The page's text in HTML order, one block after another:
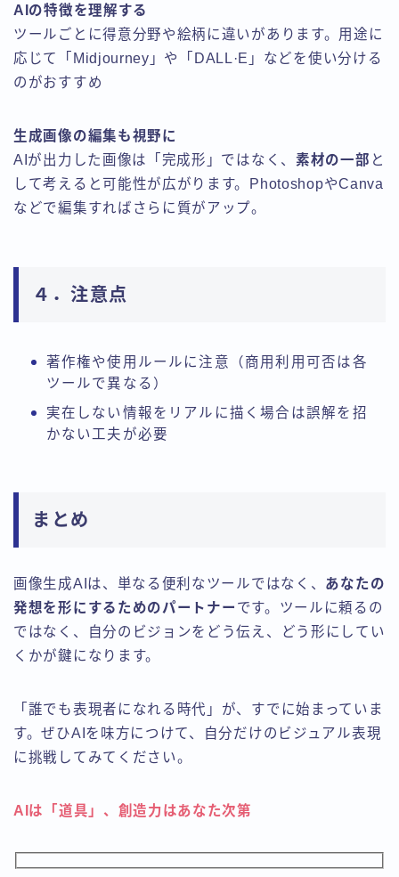
AIの特徴を理解する
ツールごとに得意分野や絵柄に違いがあります。用途に
応じて「Midjourney」や「DALL·E」などを使い分ける
のがおすすめ
生成画像の編集も視野に
AIが出力した画像は「完成形」ではなく、 素材の一部 と
して考えると可能性が広がります。PhotoshopやCanva
などで編集すればさらに質がアップ。
４．注意点
著作権や使用ルールに注意（商用利用可否は各
ツールで異なる）
実在しない情報をリアルに描く場合は誤解を招
かない工夫が必要
まとめ
画像生成AIは、単なる便利なツールではなく、 あなたの
発想を形にするためのパートナー です。ツールに頼るの
ではなく、自分のビジョンをどう伝え、どう形にしてい
くかが鍵になります。
「誰でも表現者になれる時代」が、すでに始まっていま
す。ぜひAIを味方につけて、自分だけのビジュアル表現
に挑戦してみてください。
AIは「道具」、創造力はあなた次第